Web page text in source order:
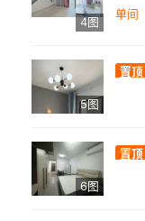
4图
单间
5图
置顶
6图
置顶